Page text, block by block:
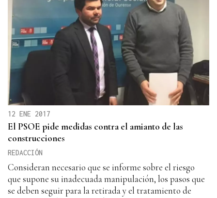
12 ENE 2017
El PSOE pide medidas contra el amianto de las
construcciones
REDACCIÓN
Consideran necesario que se informe sobre el riesgo
que supone su inadecuada manipulación, los pasos que
se deben seguir para la retirada y el tratamiento de